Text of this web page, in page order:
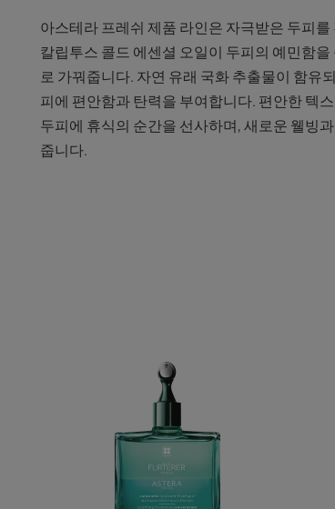
아스테라 프레쉬 제품 라인은 자극받은 두피
칼립투스 콜드 에센셜 오일이 두피의 예민함
로 가꿔줍니다. 자연 유래 국화 추출물이 함유
피에 편안함과 탄력을 부여합니다. 편안한 텍
두피에 휴식의 순간을 선사하며, 새로운 웰빙
줍니다.
테
라
프
레
쉬
수
딩